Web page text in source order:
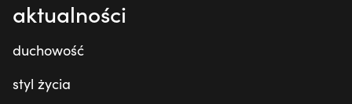
aktualności
duchowość
styl życia